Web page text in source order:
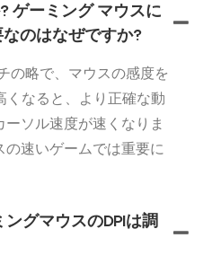
ゲーミング マウスに
なのはなぜですか?
の略で、マウスの感度を
くなると、より正確な動
ソル速度が速くなりま
速いゲームでは重要に
グマウスのDPIは調